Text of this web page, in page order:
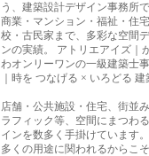
う、建築設計デザイン事務所で
商業・マンション・福祉・住
校・古民家まで、多彩な空間
ンの実績。 アトリエアイズ｜
わオンリーワンの一級建築士
｜時を つなげる × いろどる 建
店舗・公共施設・住宅、街並
ラフィック等、空間にまつわ
インを数多く手掛けています。
多くの用途に関われるからこ